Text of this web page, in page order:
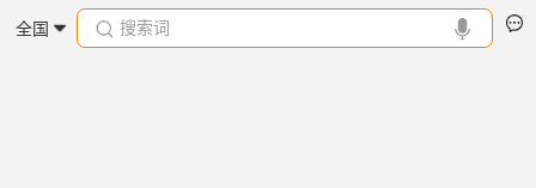
全国 搜索词